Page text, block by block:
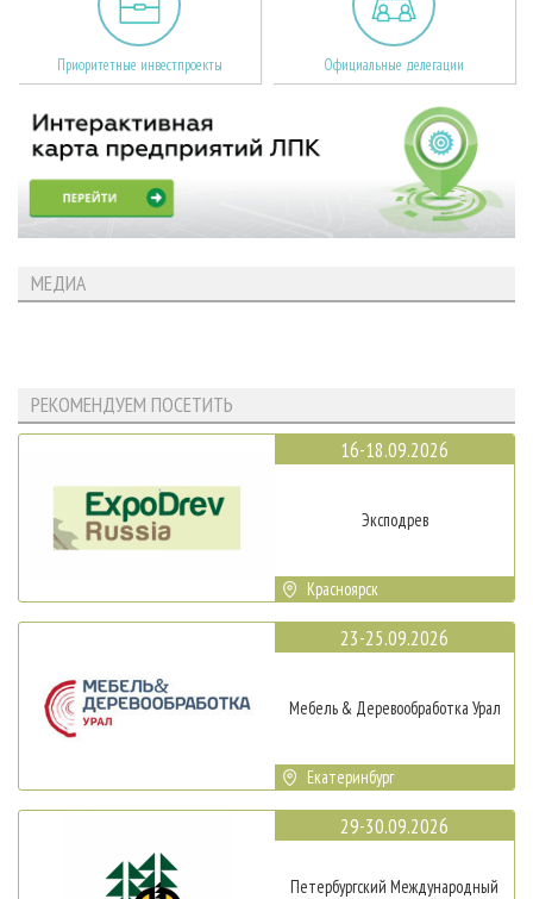
Приоритетные инвестпроекты Официальные делегации
МЕДИА
РЕКОМЕНДУЕМ ПОСЕТИТЬ
16-18.09.2026
Эксподрев
Красноярск
23-25.09.2026
Мебель & Деревообработка Урал
Екатеринбург
29-30.09.2026
Петербургский Международный